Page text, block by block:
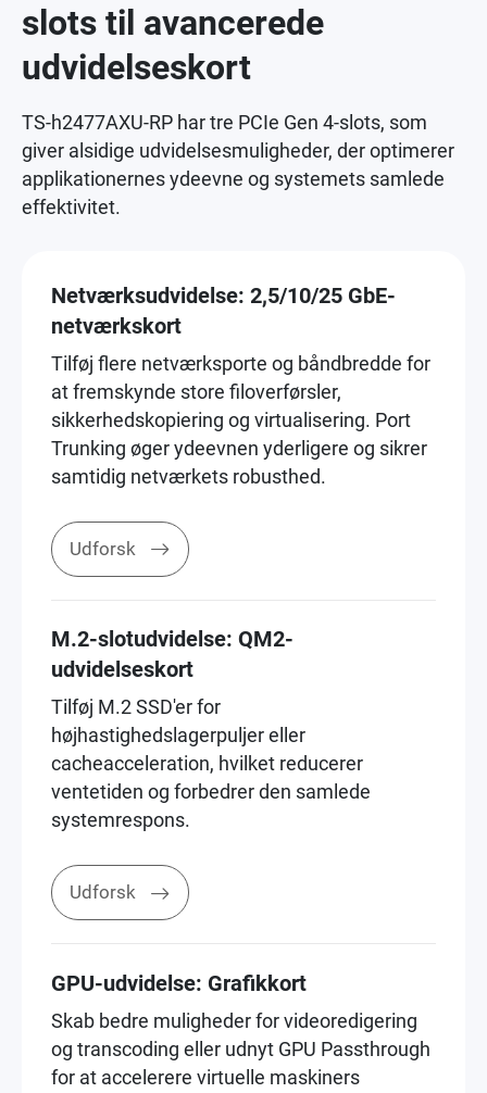
slots til avancerede
udvidelseskort
TS-h2477AXU-RP har tre PCIe Gen 4-slots, som
giver alsidige udvidelsesmuligheder, der optimerer
applikationernes ydeevne og systemets samlede
effektivitet.
Netværksudvidelse: 2,5/10/25 GbE-
netværkskort
Tilføj flere netværksporte og båndbredde for
at fremskynde store filoverførsler,
sikkerhedskopiering og virtualisering. Port
Trunking øger ydeevnen yderligere og sikrer
samtidig netværkets robusthed.
Udforsk
M.2-slotudvidelse: QM2-
udvidelseskort
Tilføj M.2 SSD'er for
højhastighedslagerpuljer eller
cacheacceleration, hvilket reducerer
ventetiden og forbedrer den samlede
systemrespons.
Udforsk
GPU-udvidelse: Grafikkort
Skab bedre muligheder for videoredigering
og transcoding eller udnyt GPU Passthrough
for at accelerere virtuelle maskiners